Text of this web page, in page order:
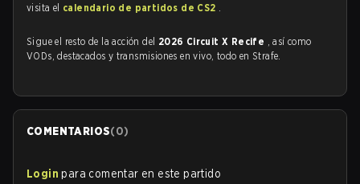
visita el calendario de partidos de CS2 .
Sigue el resto de la acción del 2026 Circuit X Recife , así como
VODs, destacados y transmisiones en vivo, todo en Strafe.
COMENTARIOS(0)
Login para comentar en este partido